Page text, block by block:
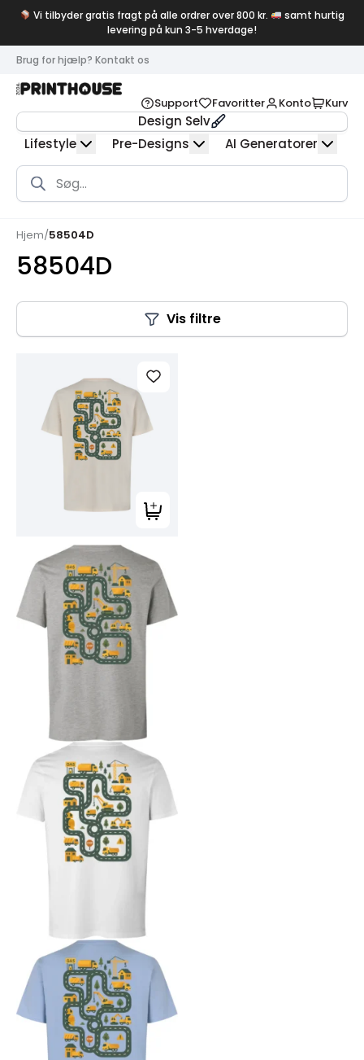
Vi tilbyder gratis fragt på alle ordrer over 800 kr.
samt hurtig
levering på kun 3-5 hverdage!
Brug for hjælp? Kontakt os
Support Favoritter Konto Kurv
Design Selv
Lifestyle
Pre-Designs AI Generatorer
Products
search
Hjem/58504D
58504D
Vis filtre
Tilføj til kurv